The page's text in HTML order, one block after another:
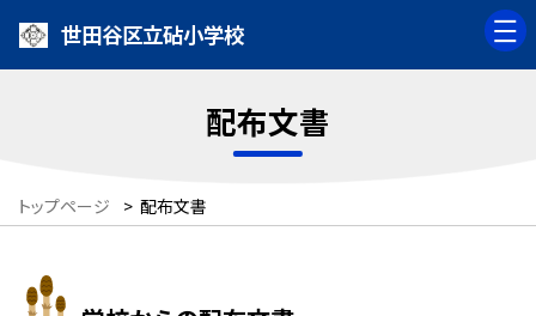
世田谷区立砧小学校
配布文書
トップページ > 配布文書